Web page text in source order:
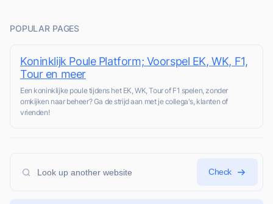
POPULAR PAGES
Koninklijk Poule Platform; Voorspel EK, WK, F1,
Tour en meer
Een koninklijke poule tijdens het EK, WK, Tour of F1 spelen, zonder
omkijken naar beheer? Ga de strijd aan met je collega's, klanten of
vrienden!
Check